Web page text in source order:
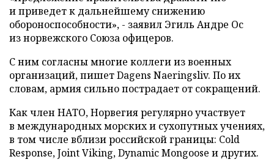
и приведет к дальнейшему снижению
обороноспособности», - заявил Эгиль Андре Ос
из норвежского Союза офицеров.
С ним согласны многие коллеги из военных
организаций, пишет Dagens Naeringsliv. По их
словам, армия сильно пострадает от сокращений.
Как член НАТО, Норвегия регулярно участвует
в международных морских и сухопутных учениях,
в том числе вблизи российской границы: Cold
Response, Joint Viking, Dynamic Mongoose и других.